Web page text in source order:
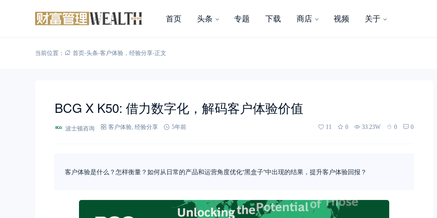
首页 头条 专题 下载 商店 视频 关于
当前位置： 首页-头条-客户体验 ， 经验分享-正文
BCG X K50: 借力数字化，解码客户体验价值
波士顿咨询 客户体验 经验分享 5年前 11 0 33.23W 0 0
客户体验是什么？怎样衡量？如何从日常的产品和运营角度优化“黑盒子”中出现的结果，提升客户体验回报？